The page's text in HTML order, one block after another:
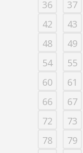
36 37
42
43
48
49
54
55
60
61
66
67
72
73
78
79